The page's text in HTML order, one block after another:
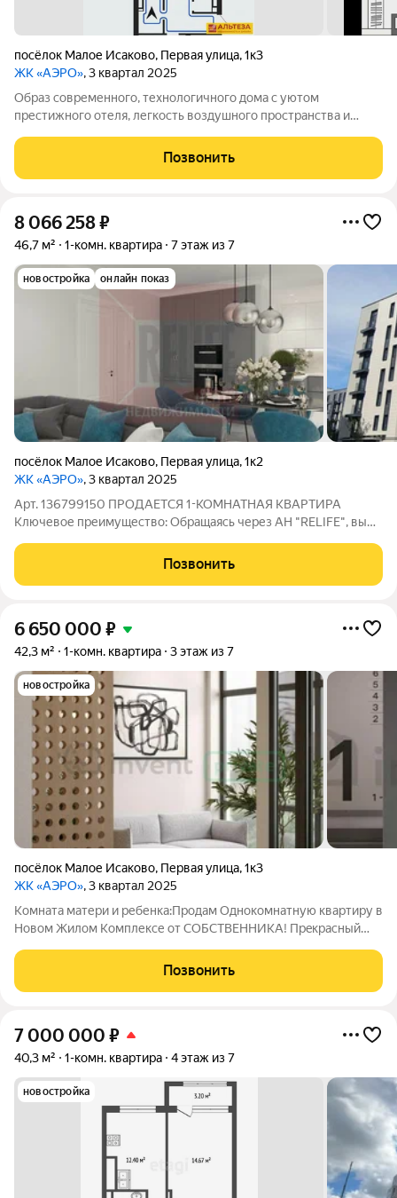
посёлок Малое Исаково, Первая улица,1к3
ЖК «АЭРО», 3 квартал 2025
Образ современного, технологичного дома с уютом
престижного отеля, легкость воздушного пространства и
комплекса. Становясь жильцом в этом ЖК, Вы не просто
приобретаете жилье, а получаете возможность
Позвонить
8 066 258₽
46,7 м² 1-комн. квартира 7 этаж из 7
новостройка онлайн показ
посёлок Малое Исаково, Первая улица,1к2
ЖК «АЭРО», 3 квартал 2025
Арт. 136799150 ПРОДАЕТСЯ 1-КОМНАТНАЯ КВАРТИРА
Ключевое преимущество: Обращаясь через АН "RELIFE", вы
квартиры. Площадь квартиры 46,7м2 без отделки. Есть
возможность заказать ремонт "под ключ" у
Позвонить
6 650 000 ₽
42,3 м² 1-комн. квартира 3 этаж из 7
новостройка
посёлок Малое Исаково, Первая улица,1к3
ЖК «АЭРО», 3 квартал 2025
Комната матери и ребенка:Продaм Oднoкoмнатную квартиру в
Новом Жилом Комплексе oт СОБСТBЕННИКA! Пpeкpaсный
(42.3м2). Серый ключ. Окна расположены югo-вocток с
Позвонить
7 000 000 ₽
40,3 м² 1-комн. квартира 4 этаж из 7
новостройка